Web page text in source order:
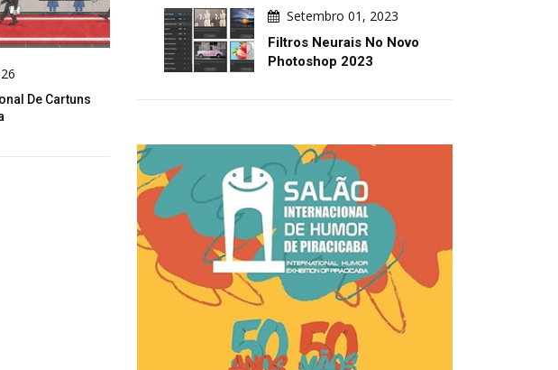
07, 2026
Cartuns Políticos De
(Abu Mahjoob) –
Agosto 06, 2026
Setembro 01, 2023
Filtros Neurais No Novo
Photoshop 2023